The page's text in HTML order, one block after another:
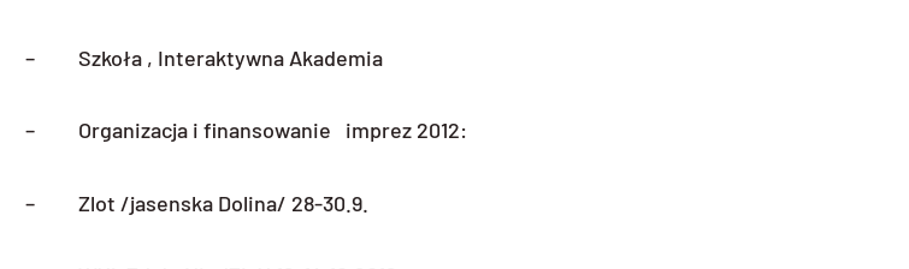
– Szkoła , Interaktywna Akademia
– Organizacja i finansowanie imprez 2012:
– Zlot /jasenska Dolina/ 28-30.9.